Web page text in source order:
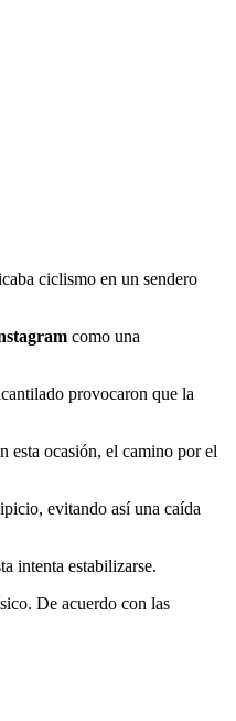
ciclismo en un sendero
como una
provocaron que la
esta ocasión, el camino por el
evitando así una caída
intenta estabilizarse.
De acuerdo con las